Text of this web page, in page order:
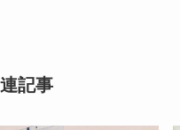
記事